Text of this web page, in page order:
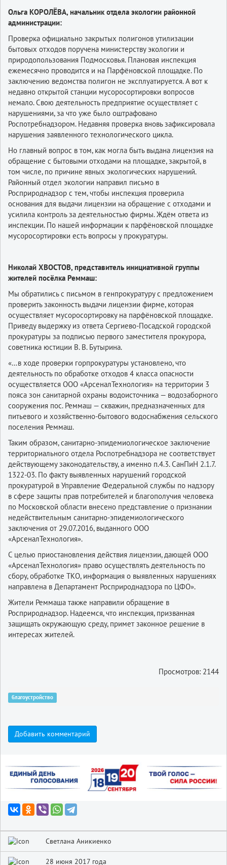
Ольга КОРОЛЁВА, начальник отдела экологии районной
администрации:
Проверка официально закрытых полигонов утилизации
бытовых отходов поручена министерству экологии и
природопользования Подмосковья. Плановая инспекция
ежемесячно проводится и на Парфёновской площадке. По
заключению ведомства полигон не эксплуатируется. А вот к
недавно открытой станции мусоросортировки вопросов
немало. Свою деятельность предприятие осуществляет с
нарушениями, за что уже было оштрафовано
Роспотребнадзором. Недавняя проверка вновь зафиксировала
нарушения заявленного технологического цикла.
Но главный вопрос в том, как могла быть выдана лицензия на
обращение с бытовыми отходами на площадке, закрытой, в
том числе, по причине явных экологических нарушений.
Районный отдел экологии направил письмо в
Росприроднадзор с тем, чтобы инспекция проверила
основания для выдачи лицензии на обращение с отходами и
усилила контроль за деятельностью фирмы. Ждём ответа из
инспекции. По нашей информации к парфёновской площадке
мусоросортировки есть вопросы у прокуратуры.
Николай ХВОСТОВ, представитель инициативной группы
жителей посёлка Реммаш:
Мы обратились с письмом в генпрокуратуру с предложением
проверить законность выдачи лицензии фирме, которая
осуществляет мусоросортировку на парфёновской площадке.
Приведу выдержку из ответа Сергиево-Посадской городской
прокуратуры за подписью первого заместителя прокурора,
советника юстиции В. В. Бутырина.
«…в ходе проверки горпрокуратуры установлено, что
деятельность по обработке отходов 4 класса опасности
осуществляется ООО «АрсеналТехнология» на территории 3
пояса зон санитарной охраны водоисточника — водозаборного
сооружения пос. Реммаш — скважин, предназначенных для
питьевого и хозяйственно-бытового водоснабжения сельского
поселения Реммаш.
Таким образом, санитарно-эпидемиологическое заключение
территориального отдела Роспотребнадзора не соответствует
действующему законодательству, а именно п.4.3. СанПиН 2.1.7.
1322-03. По факту выявленных нарушений городской
прокуратурой в Управление Федеральной службы по надзору
в сфере защиты прав потребителей и благополучия человека
по Московской области внесено представление о признании
недействительным санитарно-эпидемиологического
заключения от 29.07.2016, выданного ООО
«АрсеналТехнология».
С целью приостановления действия лицензии, дающей ООО
«АрсеналТехнология» право осуществлять деятельность по
сбору, обработке ТКО, информация о выявленных нарушениях
направлена в Департамент Росприроднадзора по ЦФО».
Жители Реммаша также направили обращение в
Росприроднадзор. Надеемся, что инспекция, призванная
защищать окружающую среду, примет законное решение в
интересах жителей.
Просмотров: 2144
благоустройство
Добавить комментарий
Светлана Аникиенко
28 июня 2017 года